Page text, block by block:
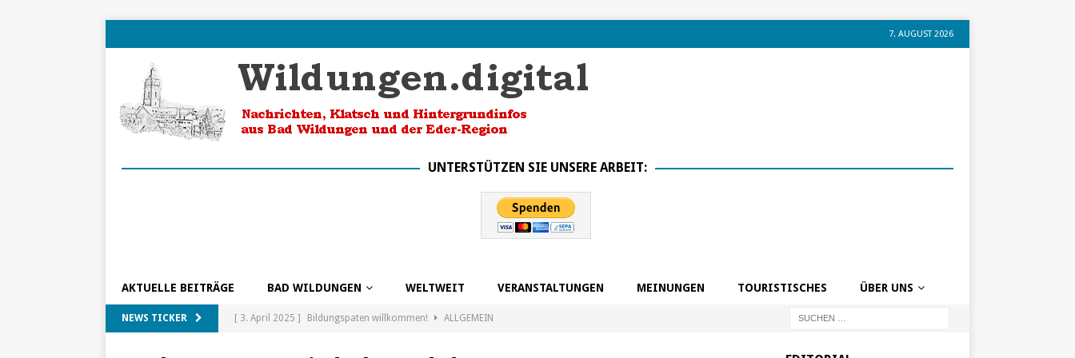
7. AUGUST 2026
UNTERSTÜTZEN SIE UNSERE ARBEIT:
AKTUELLE BEITRÄGE BAD WILDUNGEN WELTWEIT VERANSTALTUNGEN MEINUNGEN TOURISTISCHES ÜBER UNS
NEWS TICKER [ 3. April 2025 ] Bildungspaten willkommen! ALLGEMEIN